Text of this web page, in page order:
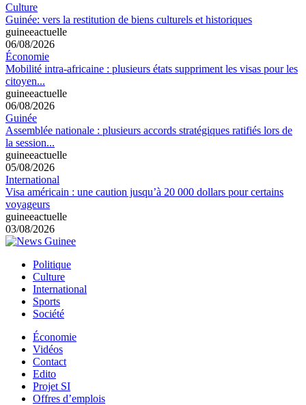
Culture
Guinée: vers la restitution de biens culturels et historiques
guineeactuelle
06/08/2026
Économie
Mobilité intra-africaine : plusieurs états suppriment les visas pour les
citoyen...
guineeactuelle
06/08/2026
Guinée
Assemblée nationale : plusieurs accords stratégiques ratifiés lors de
la session...
guineeactuelle
05/08/2026
International
Visa américain : une caution jusqu’à 20 000 dollars pour certains
voyageurs
guineeactuelle
03/08/2026
Politique
Culture
International
Sports
Société
Économie
Vidéos
Contact
Edito
Projet SI
Offres d’emplois